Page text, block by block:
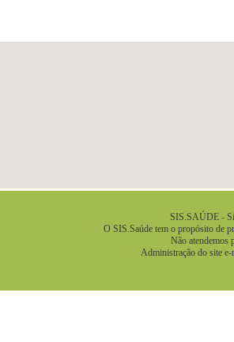
SIS.SAÚDE -
O SIS.Saúde tem o propósito de
Não atendemos
Administração do site